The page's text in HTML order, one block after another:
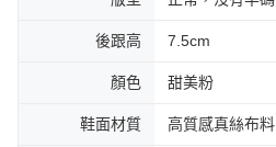
後跟高 7.5cm
顏色 甜美粉
鞋面材質 高質感真絲布料